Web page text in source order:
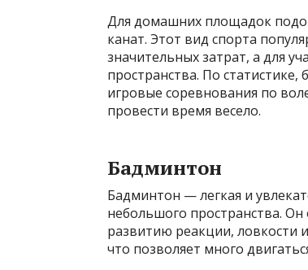
Для домашних площадок
канат. Этот вид спорта
значительных затрат, а для
пространства. По
игровые соревнования по
провести время весело.
Бадминтон
Бадминтон — легкая и
небольшого пространства. Он
развитию реакции, ловкости
что позволяет много